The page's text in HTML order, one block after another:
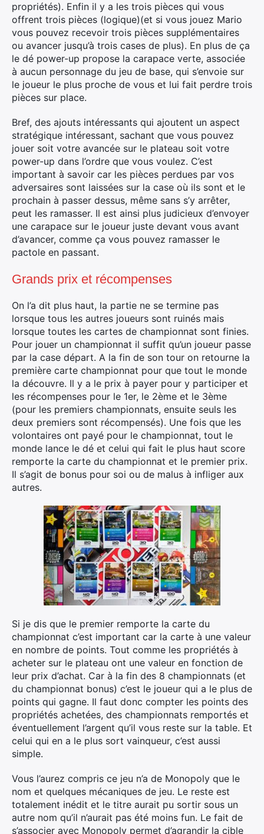
propriétés). Enfin il y a les trois pièces qui vous
offrent trois pièces (logique)(et si vous jouez Mario
vous pouvez recevoir trois pièces supplémentaires
ou avancer jusqu’à trois cases de plus). En plus de ça
le dé power-up propose la carapace verte, associée
à aucun personnage du jeu de base, qui s’envoie sur
le joueur le plus proche de vous et lui fait perdre trois
pièces sur place.
Bref, des ajouts intéressants qui ajoutent un aspect
stratégique intéressant, sachant que vous pouvez
jouer soit votre avancée sur le plateau soit votre
power-up dans l’ordre que vous voulez. C’est
important à savoir car les pièces perdues par vos
adversaires sont laissées sur la case où ils sont et le
prochain à passer dessus, même sans s’y arrêter,
peut les ramasser. Il est ainsi plus judicieux d’envoyer
une carapace sur le joueur juste devant vous avant
d’avancer, comme ça vous pouvez ramasser le
pactole en passant.
Grands prix et récompenses
On l’a dit plus haut, la partie ne se termine pas
lorsque tous les autres joueurs sont ruinés mais
lorsque toutes les cartes de championnat sont finies.
Pour jouer un championnat il suffit qu’un joueur passe
par la case départ. A la fin de son tour on retourne la
première carte championnat pour que tout le monde
la découvre. Il y a le prix à payer pour y participer et
les récompenses pour le 1er, le 2ème et le 3ème
(pour les premiers championnats, ensuite seuls les
deux premiers sont récompensés). Une fois que les
volontaires ont payé pour le championnat, tout le
monde lance le dé et celui qui fait le plus haut score
remporte la carte du championnat et le premier prix.
Il s’agit de bonus pour soi ou de malus à infliger aux
autres.
Si je dis que le premier remporte la carte du
championnat c’est important car la carte à une valeur
en nombre de points. Tout comme les propriétés à
acheter sur le plateau ont une valeur en fonction de
leur prix d’achat. Car à la fin des 8 championnats (et
du championnat bonus) c’est le joueur qui a le plus de
points qui gagne. Il faut donc compter les points des
propriétés achetées, des championnats remportés et
éventuellement l’argent qu’il vous reste sur la table. Et
celui qui en a le plus sort vainqueur, c’est aussi
simple.
Vous l’aurez compris ce jeu n’a de Monopoly que le
nom et quelques mécaniques de jeu. Le reste est
totalement inédit et le titre aurait pu sortir sous un
autre nom qu’il n’aurait pas été moins fun. Le fait de
s’associer avec Monopoly permet d’agrandir la cible